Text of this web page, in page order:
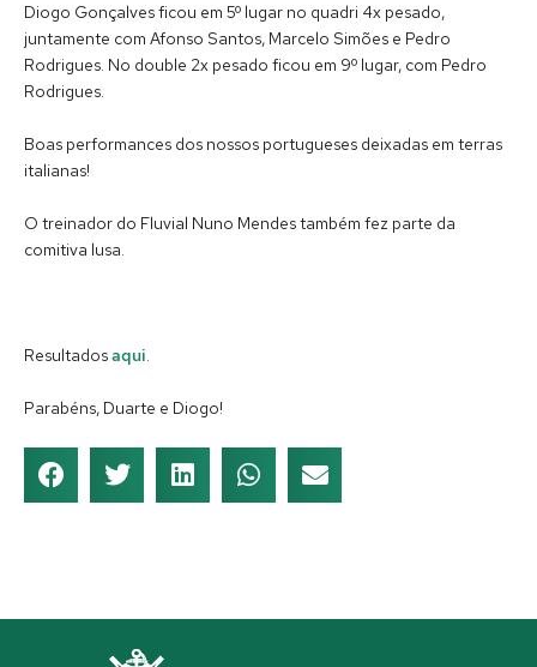
Diogo Gonçalves ficou em 5º lugar no quadri 4x pesado,
juntamente com Afonso Santos, Marcelo Simões e Pedro
Rodrigues. No double 2x pesado ficou em 9º lugar, com Pedro
Rodrigues.
Boas performances dos nossos portugueses deixadas em terras
italianas!
O treinador do Fluvial Nuno Mendes também fez parte da
comitiva lusa.
Resultadosaqui.
Parabéns, Duarte e Diogo!